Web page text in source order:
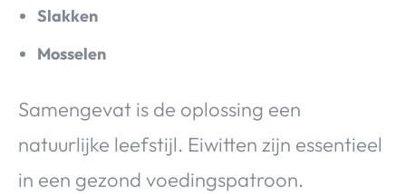
Slakken
Mosselen
Samengevat is de oplossing een
natuurlijke leefstijl. Eiwitten zijn essentieel
in een gezond voedingspatroon.